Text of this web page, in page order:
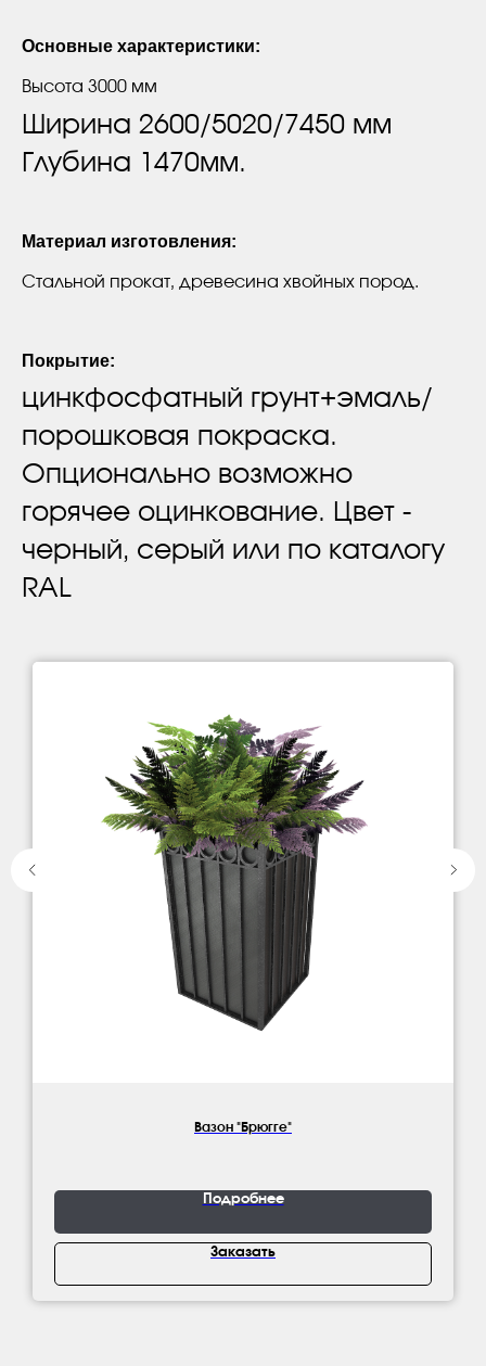
Основные характеристики:
Высота 3000 мм
Ширина 2600/5020/7450 мм
Глубина 1470мм.
Материал изготовления:
Стальной прокат, древесина хвойных пород.
Покрытие:
цинкфосфатный грунт+эмаль/
порошковая покраска.
Опционально возможно
горячее оцинкование. Цвет -
черный, серый или по каталогу
RAL
Вазон "Брюгге"
Подробнее
Заказать